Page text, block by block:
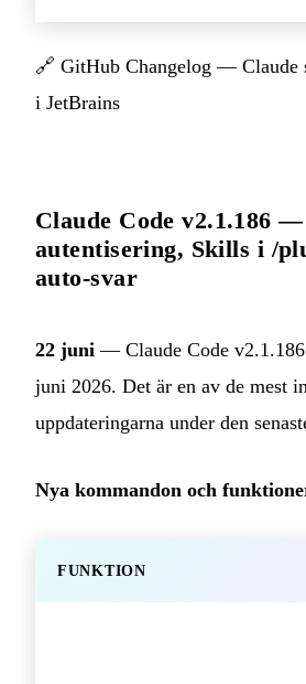
🔗 GitHub Changelog — Claude
i JetBrains
Claude Code v2.1.186
autentisering, Skills i /
auto-svar
22 juni — Claude Code v2.1.186
juni 2026. Det är en av de mest
uppdateringarna under den
Nya kommandon och
FUNKTION